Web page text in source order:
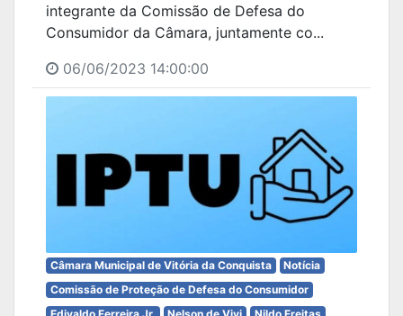
integrante da Comissão de Defesa do
Consumidor da Câmara, juntamente co...
06/06/2023 14:00:00
Câmara Municipal de Vitória da Conquista
Notícia
Comissão de Proteção de Defesa do Consumidor